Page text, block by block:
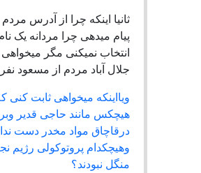
ثانیا اینکه چرا از آدرس مردم
پیام میدهی چرا مردانه یک
انتخاب نمیکنی مگر
جلال آباد مردم از مسعود
ویااینکه میخواهی ثابت کنی
هیچکس مانند حاجی قدیر
درقاچاق مواد مخدر دست
وهیچکدام پروتوکولی رژیم
منگل نبودند؟